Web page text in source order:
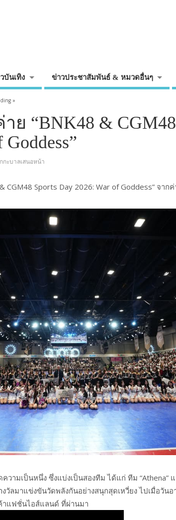
บันเทิง ข่าวประชาสัมพันธ์ & หมวดอื่นๆ
»
“BNK48 & CGM48
กะบาลเสนอหน้า
Sports Day 2026: War of Goddess” จากค่
วามเป็นหนึ่ง ซึ่งแบ่งเป็นสองทีม ได้แก่ ทีม “Athena”
ลมาแข่งขันวัดพลังกันอย่างสนุกสุดเหวี่ยง ไปเมื่อวัน
าแฟชั่นไอส์แลนด์ ที่ผ่านมา